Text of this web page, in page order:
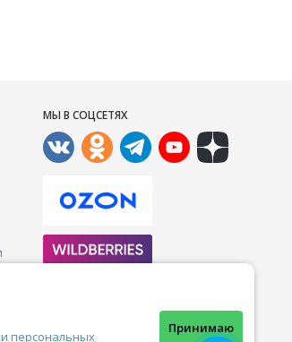
МЫ В СОЦСЕТЯХ
crazy-ferma@yandex.ru
персональных
Принимаю